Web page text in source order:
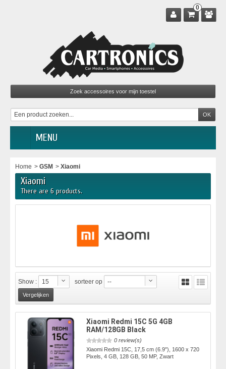
0
MENU
Home > GSM > Xiaomi
Xiaomi
There are 6 products.
Show : 15 sorteer op --
Xiaomi Redmi 15C 5G 4GB
RAM/128GB Black
0 review(s)
Xiaomi Redmi 15C, 17,5 cm (6.9"), 1600 x 720
Pixels, 4 GB, 128 GB, 50 MP, Zwart